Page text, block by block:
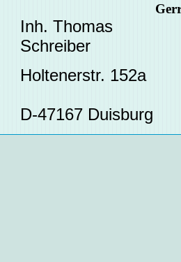
Inh. Thomas
Schreiber
Holtenerstr. 152a
D-47167 Duisburg